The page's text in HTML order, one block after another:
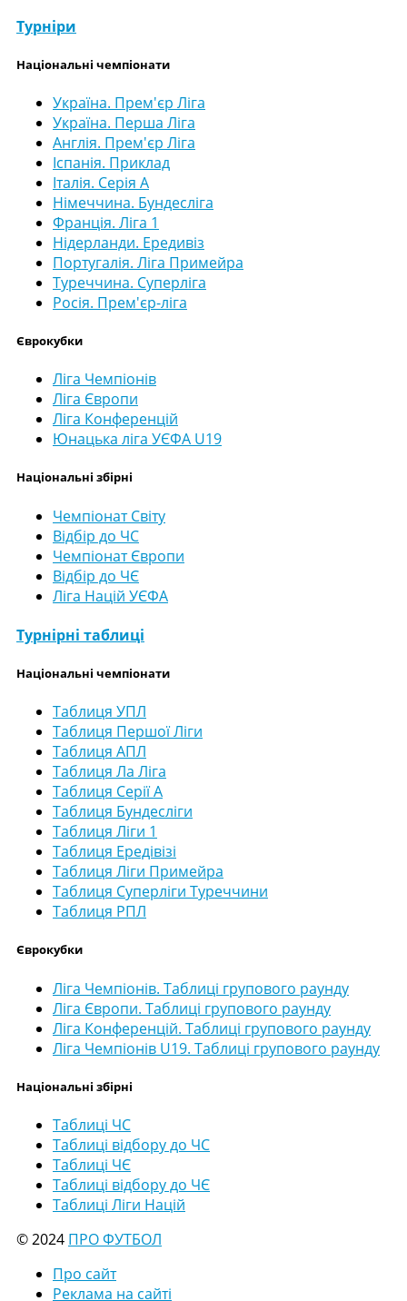
Турніри
Національні чемпіонати
Україна. Прем'єр Ліга
Україна. Перша Ліга
Англія. Прем'єр Ліга
Іспанія. Приклад
Італія. Серія А
Німеччина. Бундесліга
Франція. Ліга 1
Нідерланди. Ередивіз
Португалія. Ліга Примейра
Туреччина. Суперліга
Росія. Прем'єр-ліга
Єврокубки
Ліга Чемпіонів
Ліга Європи
Ліга Конференцій
Юнацька ліга УЄФА U19
Національні збірні
Чемпіонат Світу
Відбір до ЧС
Чемпіонат Європи
Відбір до ЧЄ
Ліга Націй УЄФА
Турнірні таблиці
Національні чемпіонати
Таблиця УПЛ
Таблиця Першої Ліги
Таблиця АПЛ
Таблиця Ла Ліга
Таблиця Серії А
Таблиця Бундесліги
Таблиця Ліги 1
Таблиця Ередівізі
Таблиця Ліги Примейра
Таблиця Суперліги Туреччини
Таблиця РПЛ
Єврокубки
Ліга Чемпіонів. Таблиці групового раунду
Ліга Європи. Таблиці групового раунду
Ліга Конференцій. Таблиці групового раунду
Ліга Чемпіонів U19. Таблиці групового раунду
Національні збірні
Таблиці ЧС
Таблиці відбору до ЧС
Таблиці ЧЄ
Таблиці відбору до ЧЄ
Таблиці Ліги Націй
© 2024 ПРО ФУТБОЛ
Про сайт
Реклама на сайті